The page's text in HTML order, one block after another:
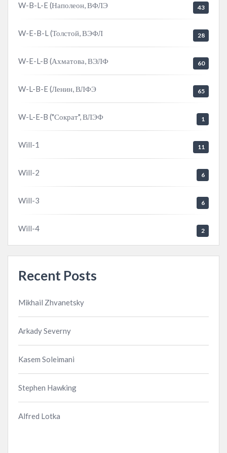
W-B-L-E (Наполеон, ВФЛЭ 43
W-E-B-L (Толстой, ВЭФЛ 28
W-E-L-B (Ахматова, ВЭЛФ 60
W-L-B-E (Ленин, ВЛФЭ 65
W-L-E-B ("Сократ", ВЛЭФ 1
Will-1 11
Will-2 6
Will-3 6
Will-4 2
Recent Posts
Mikhail Zhvanetsky
Arkady Severny
Kasem Soleimani
Stephen Hawking
Alfred Lotka